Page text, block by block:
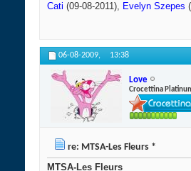
Cati (09-08-2011), Evelyn Szepes
06-08-2009, 13:38
Love
Crocettina
re: MTSA-Les Fleurs *
MTSA-Les Fleurs